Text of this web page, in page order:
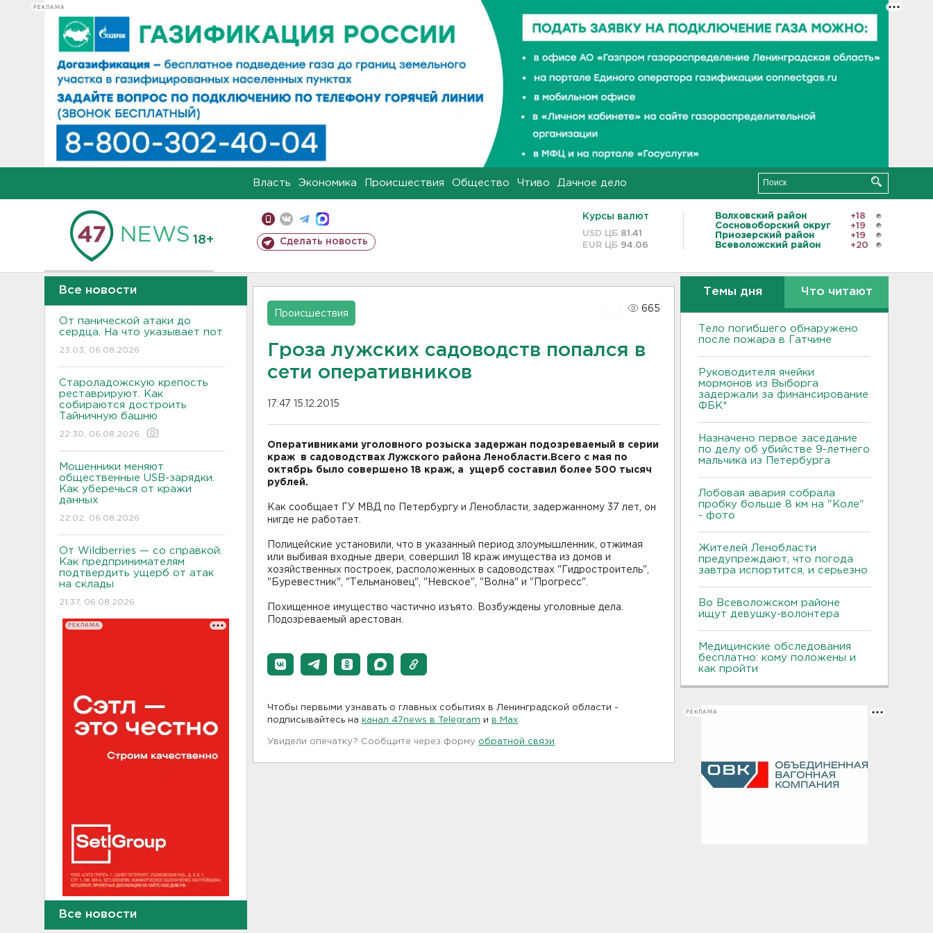
РЕКЛАМА
Власть Экономика Происшествия Общество Чтиво Дачное дело
18+ Сделать новость
Курсы валют
USD ЦБ 81.41
EUR ЦБ 94.06
Волховский район
+18
Сосновоборский округ
+19
Приозерский район
+19
Всеволожский район
+20
Все новости
От панической атаки до
сердца. На что указывает пот
23:03, 06.08.2026
Староладожскую крепость
реставрируют. Как
собираются достроить
Тайничную башню
22:30, 06.08.2026
Мошенники меняют
общественные USB-зарядки.
Как уберечься от кражи
данных
22:02, 06.08.2026
От Wildberries — со справкой.
Как предпринимателям
подтвердить ущерб от атак
на склады
21:37, 06.08.2026
РЕКЛАМА
Тело погибшего
Все новости
Происшествия
665
Гроза лужских садоводств попался в
сети оперативников
17:47 15.12.2015
Оперативниками уголовного розыска задержан подозреваемый в серии
краж в садоводствах Лужского района Ленобласти.Всего с мая по
октябрь было совершено 18 краж, а ущерб составил более 500 тысяч
рублей.
Как сообщает ГУ МВД по Петербургу и Ленобласти, задержанному 37 лет, он
нигде не работает.
Полицейские установили, что в указанный период злоумышленник, отжимая
или выбивая входные двери, совершил 18 краж имущества из домов и
хозяйственных построек, расположенных в садоводствах "Гидростроитель",
"Буревестник", "Тельмановец", "Невское", "Волна" и "Прогресс".
Похищенное имущество частично изъято. Возбуждены уголовные дела.
Подозреваемый арестован.
Чтобы первыми узнавать о главных событиях в Ленинградской области -
подписывайтесь на канал 47news в Telegram и в Maх
Увидели опечатку? Сообщите через форму обратной связи
Темы дня Что читают
Тело погибшего обнаружено
после пожара в Гатчине
Руководителя ячейки
мормонов из Выборга
задержали за финансирование
ФБК*
Назначено первое заседание
по делу об убийстве 9-летнего
мальчика из Петербурга
Лобовая авария собрала
пробку больше 8 км на "Коле"
- фото
Жителей Ленобласти
предупреждают, что погода
завтра испортится, и серьезно
Во Всеволожском районе
ищут девушку-волонтера
Медицинские обследования
бесплатно: кому положены и
как пройти
РЕКЛАМА